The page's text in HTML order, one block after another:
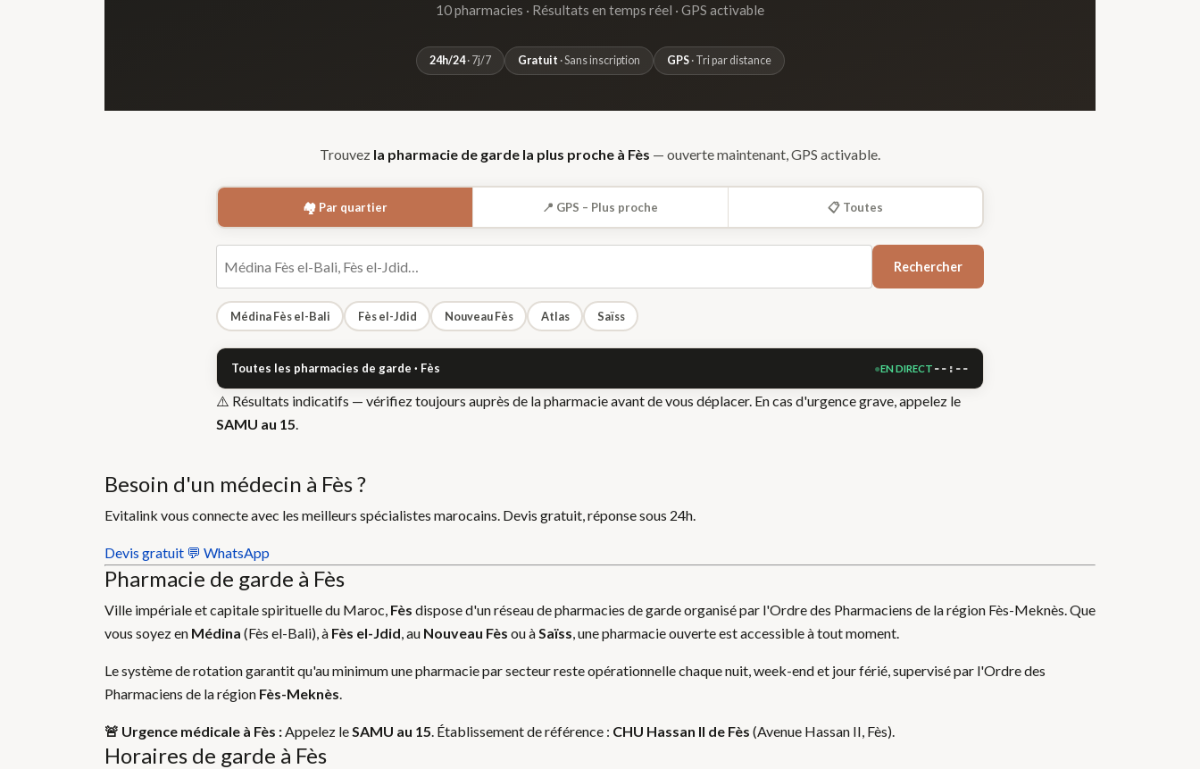
10 pharmacies · Résultats en temps réel · GPS activable
24h/24· 7j/7 Gratuit · Sans inscription GPS· Tri par distance
Trouvez la pharmacie de garde la plus proche à Fès — ouverte maintenant, GPS activable.
🏘️ Par quartier 📍 GPS – Plus proche 📋 Toutes
Rechercher
Médina Fès el-Bali Fès el-Jdid Nouveau Fès Atlas Saïss
Toutes les pharmacies de garde · Fès EN DIRECT --:--
⚠️ Résultats indicatifs — vérifiez toujours auprès de la pharmacie avant de vous déplacer. En cas d'urgence grave, appelez le
SAMU au 15.
Besoin d'un médecin à Fès ?
Evitalink vous connecte avec les meilleurs spécialistes marocains. Devis gratuit, réponse sous 24h.
Devis gratuit 💬 WhatsApp
Pharmacie de garde à Fès
Ville impériale et capitale spirituelle du Maroc, Fès dispose d'un réseau de pharmacies de garde organisé par l'Ordre des Pharmaciens de la région Fès-Meknès. Que
vous soyez en Médina (Fès el-Bali), à Fès el-Jdid, au Nouveau Fès ou àSaïss, une pharmacie ouverte est accessible à tout moment.
Le système de rotation garantit qu'au minimum une pharmacie par secteur reste opérationnelle chaque nuit, week-end et jour férié, supervisé par l'Ordre des
Pharmaciens de la région Fès-Meknès.
🚨 Urgence médicale à Fès :Appelez leSAMU au 15. Établissement de référence : CHU Hassan II de Fès (Avenue Hassan II, Fès).
Horaires de garde à Fès